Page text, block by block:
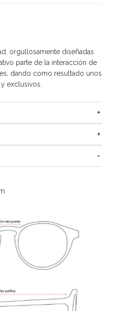
orgullosamente diseñadas
parte de la interacción de
dando como resultado unos
exclusivos.